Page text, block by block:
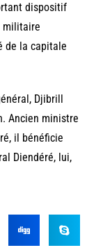
dispositif
militaire
de la capitale
Djibrill
Ancien ministre
il bénéficie
Diendéré, lui,